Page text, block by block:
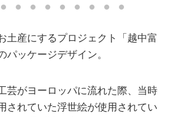
土産にするプロジェクト「越中富
ッケージデザイン。
芸がヨーロッパに流れた際、当時
されていた浮世絵が使用されてい